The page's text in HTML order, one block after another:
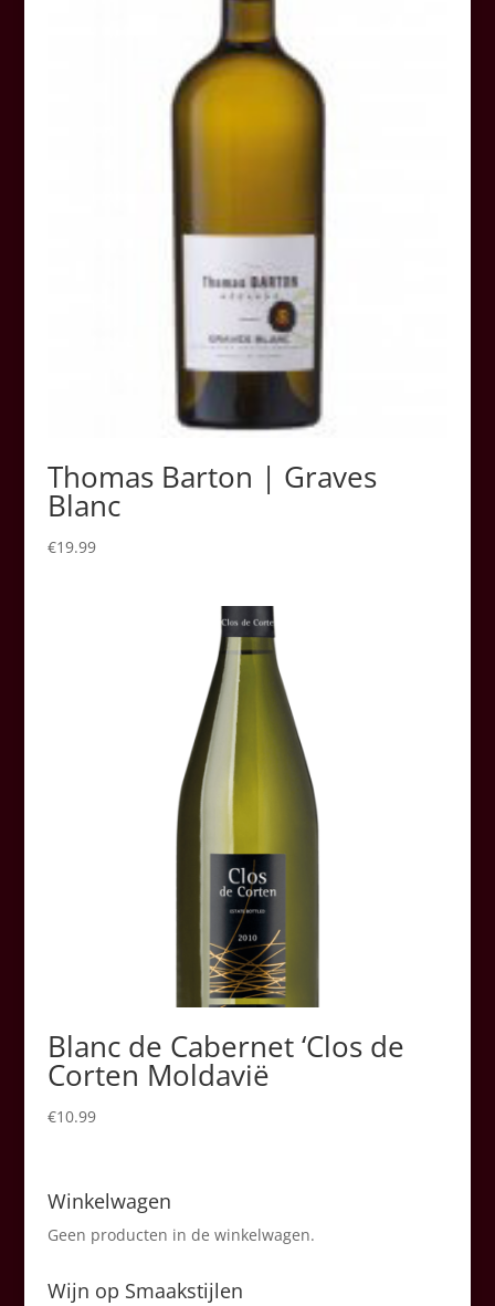
Thomas Barton | Graves
Blanc
€19.99
Blanc de Cabernet ‘Clos de
Corten Moldavië
€10.99
Winkelwagen
Geen producten in de winkelwagen.
Wijn op Smaakstijlen